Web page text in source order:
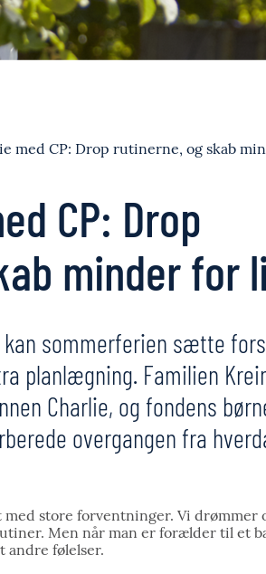
med CP: Drop rutinerne, og skab
CP: Drop
minder for
kan sommerferien sætte
planlægning. Familien
Charlie, og fondens
overgangen fra
store forventninger. Vi drømmer
Men når man er forælder til et
andre følelser.